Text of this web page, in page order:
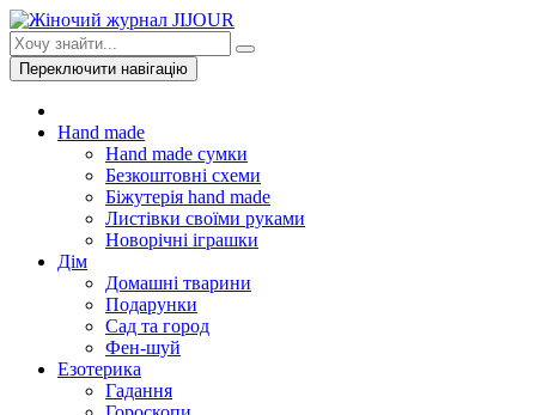
Переключити навігацію
Hand made
Hand made сумки
Безкоштовні схеми
Біжутерія hand made
Листівки своїми руками
Новорічні іграшки
Дім
Домашні тварини
Подарунки
Сад та город
Фен-шуй
Езотерика
Гадання